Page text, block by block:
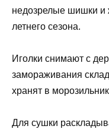
недозрелые шишки и
летнего сезона.
Иголки снимают с
замораживания
хранят в
Для сушки